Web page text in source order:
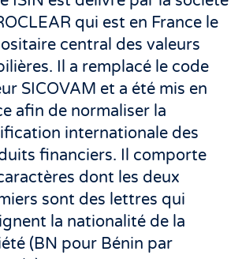
qui est en France le
central des valeurs
Il a remplacé le code
SICOVAM et a été mis en
afin de normaliser la
internationale des
financiers. Il comporte
dont les deux
sont des lettres qui
la nationalité de la
(BN pour Bénin par